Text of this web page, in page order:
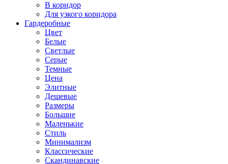
В коридор
Для узкого коридора
Гардеробные
Цвет
Белые
Светлые
Серые
Темные
Цена
Элитные
Дешевые
Размеры
Большие
Маленькие
Стиль
Минимализм
Классические
Скандинавские